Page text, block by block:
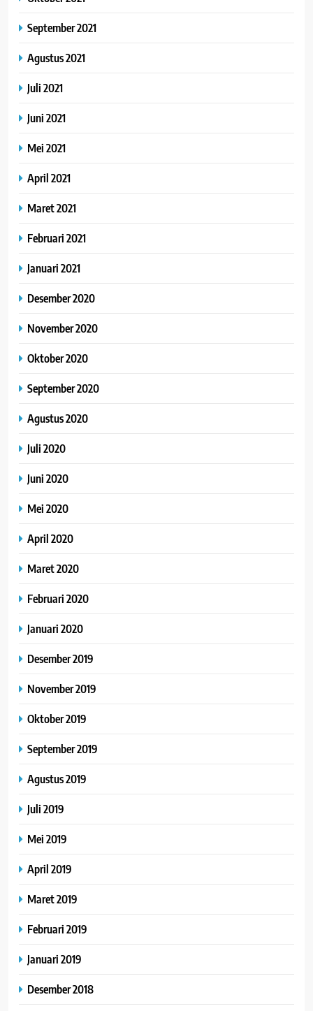
September 2021
Agustus 2021
Juli 2021
Juni 2021
Mei 2021
April 2021
Maret 2021
Februari 2021
Januari 2021
Desember 2020
November 2020
Oktober 2020
September 2020
Agustus 2020
Juli 2020
Juni 2020
Mei 2020
April 2020
Maret 2020
Februari 2020
Januari 2020
Desember 2019
November 2019
Oktober 2019
September 2019
Agustus 2019
Juli 2019
Mei 2019
April 2019
Maret 2019
Februari 2019
Januari 2019
Desember 2018